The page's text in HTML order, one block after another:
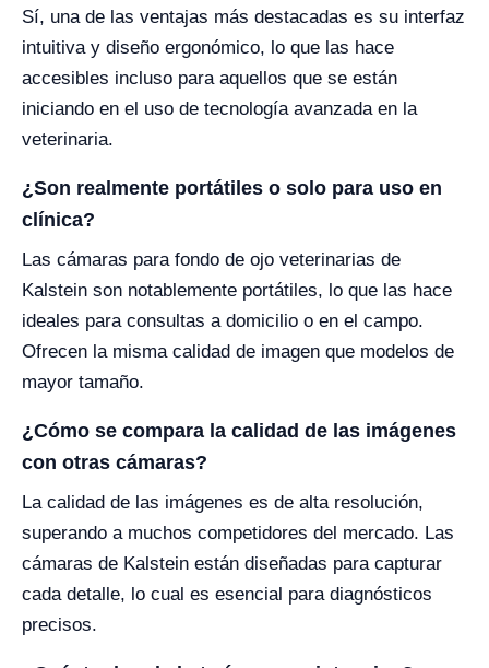
Sí, una de las ventajas más destacadas es su interfaz
intuitiva y diseño ergonómico, lo que las hace
accesibles incluso para aquellos que se están
iniciando en el uso de tecnología avanzada en la
veterinaria.
¿Son realmente portátiles o solo para uso en
clínica?
Las cámaras para fondo de ojo veterinarias de
Kalstein son notablemente portátiles, lo que las hace
ideales para consultas a domicilio o en el campo.
Ofrecen la misma calidad de imagen que modelos de
mayor tamaño.
¿Cómo se compara la calidad de las imágenes
con otras cámaras?
La calidad de las imágenes es de alta resolución,
superando a muchos competidores del mercado. Las
cámaras de Kalstein están diseñadas para capturar
cada detalle, lo cual es esencial para diagnósticos
precisos.